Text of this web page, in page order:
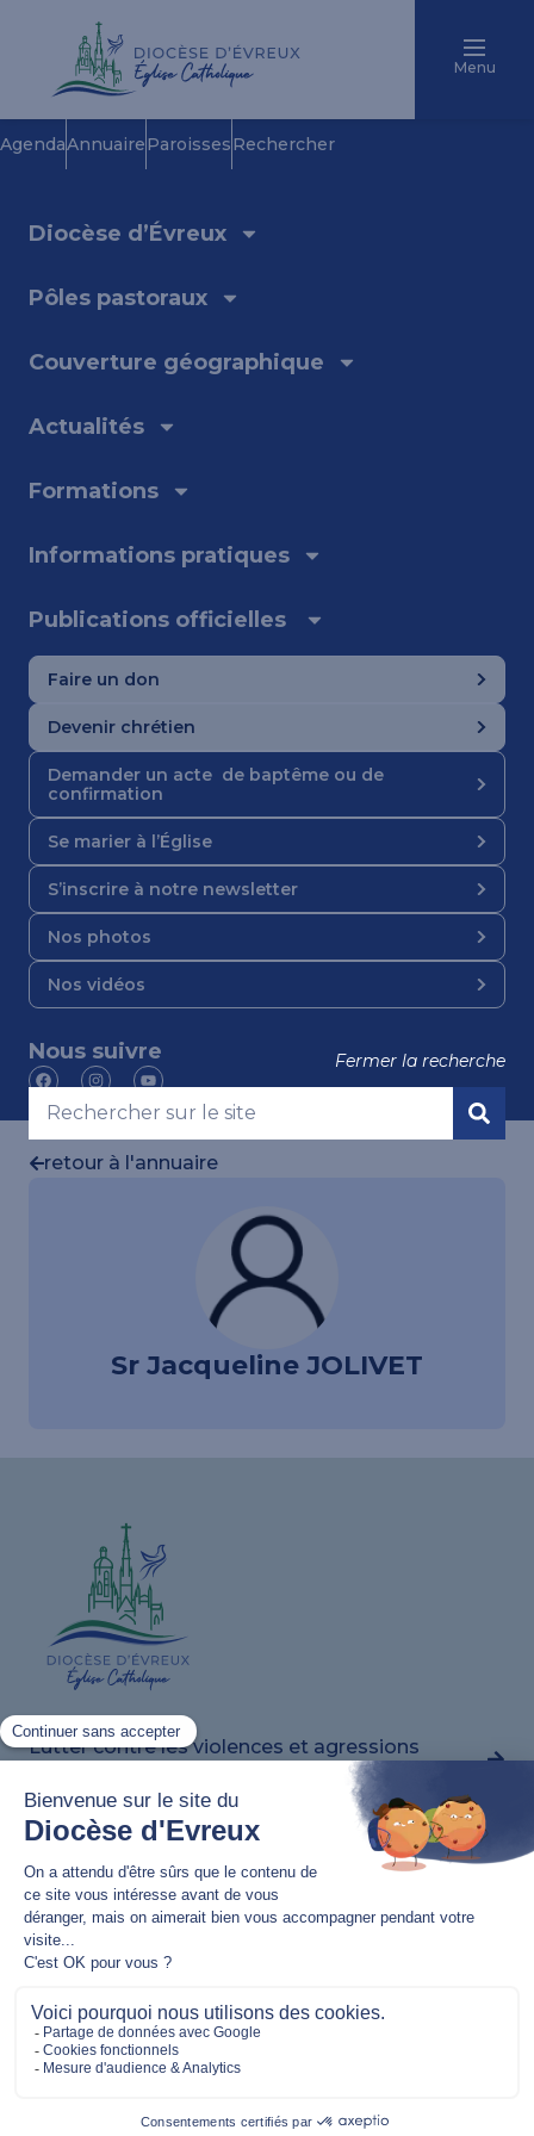
Menu
AgendaAnnuaireParoissesRechercher
Diocèse d’Évreux
Pôles pastoraux
Couverture géographique
Actualités
Formations
Informations pratiques
Publications officielles
Faire un don
Devenir chrétien
Demander un acte de baptême ou de
confirmation
Se marier à l’Église
S’inscrire à notre newsletter
Nos photos
Nos vidéos
Nous suivre Fermer la recherche
retour à l'annuaire
Sr Jacqueline JOLIVET
Lutter contre les violences et agressions
Nous contacter
02 32 62 82 20
27000 Évreux
communication@evreux.catholique.fr
Nous suivre
S’inscrire à notre newsletter
Association Diocésaine d’Évreux